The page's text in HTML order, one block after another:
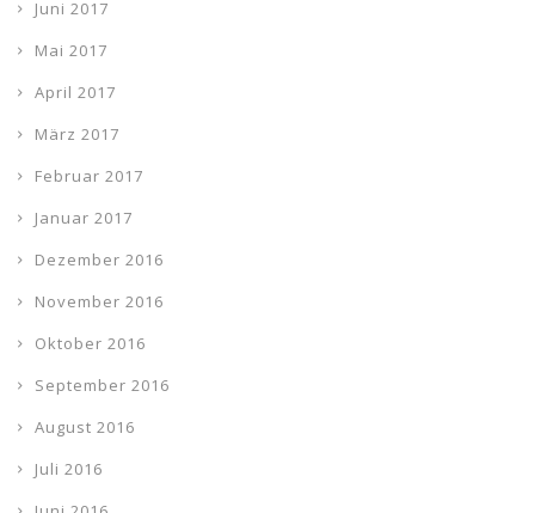
Juni 2017
Mai 2017
April 2017
März 2017
Februar 2017
Januar 2017
Dezember 2016
November 2016
Oktober 2016
September 2016
August 2016
Juli 2016